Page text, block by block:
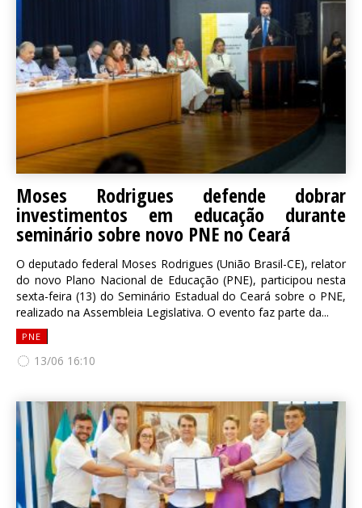
Moses Rodrigues defende dobrar
investimentos em educação durante
seminário sobre novo PNE no Ceará
O deputado federal Moses Rodrigues (União Brasil-CE), relator
do novo Plano Nacional de Educação (PNE), participou nesta
sexta-feira (13) do Seminário Estadual do Ceará sobre o PNE,
realizado na Assembleia Legislativa. O evento faz parte da...
PNE
13/06 16:10